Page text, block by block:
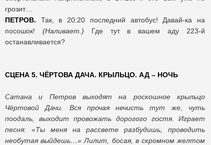
грозит…
ПЕТРОВ. Так, в 20:20 последний автобус! Давай-ка на
посошок! (Наливает.) Где тут в вашем аду 223-й
останавливается?
СЦЕНА 5. ЧЁРТОВА ДАЧА. КРЫЛЬЦО. АД – НОЧЬ
Сатана и Петров выходят на роскошное крыльцо
Чёртовой Дачи. Вся прочая нечисть тут же, чуть
поодаль, выходит провожать дорогого гостя. Играет
песня: «Ты меня на рассвете разбудишь, проводить
необутая выйдешь…» Лилит, босая, в скромном желтом